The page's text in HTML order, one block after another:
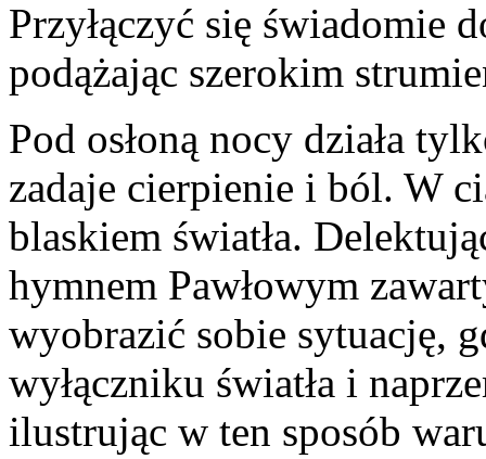
Przyłączyć się świadomie
podążając szerokim
Pod osłoną nocy działa
zadaje cierpienie i ból. W
blaskiem światła.
hymnem Pawłowym
wyobrazić sobie sytuację,
wyłączniku światła i
ilustrując w ten sposób